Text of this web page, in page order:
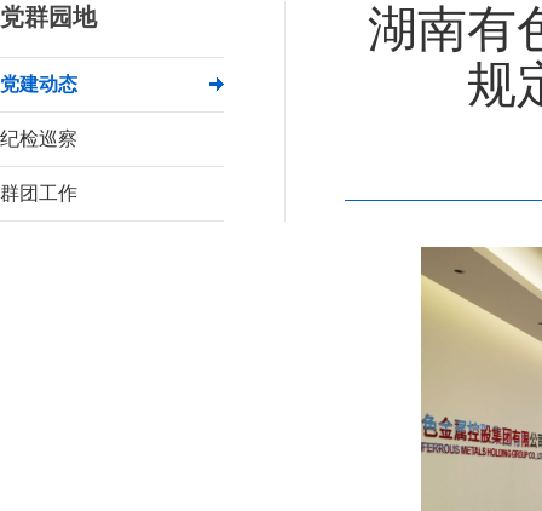
党群园地
党建动态
纪检巡察
群团工作
湖南有
规